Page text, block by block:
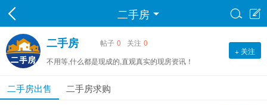
二手房 

二手房 帖子 0 关注 0
不用等,什么都是现成的,直观真实的现房资讯！
+ 关注
二手房出售 二手房求购